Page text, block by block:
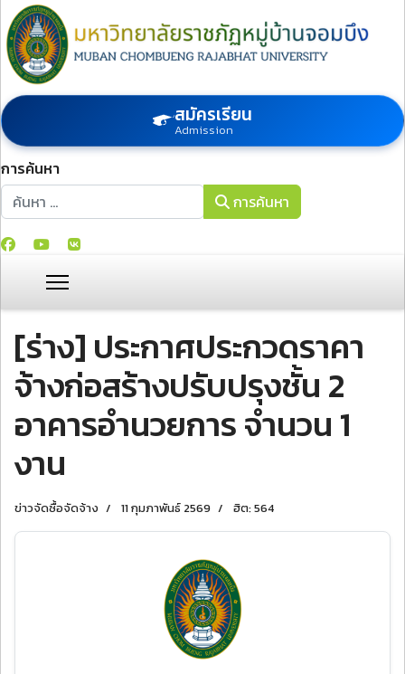
สมัครเรียน
Admission
การค้นหา
การค้นหา
การค้นหา
[ร่าง] ประกาศประกวดราคา
จ้างก่อสร้างปรับปรุงชั้น 2
อาคารอำนวยการ จํานวน 1
งาน
ข่าวจัดซื้อจัดจ้าง 11 กุมภาพันธ์ 2569 ฮิต: 564